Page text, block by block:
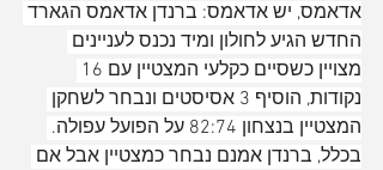
אדאמס, יש אדאמס: ברנדן אדאמס הגארד
החדש הגיע לחולון ומיד נכנס לעניינים
נקודות, הוסיף 3 אסיסטים ונבחר לשחקן
המצטיין בנצחון 82:74 על הפועל עפולה.
בכלל, ברנדן אמנם נבחר כמצטיין אבל אם